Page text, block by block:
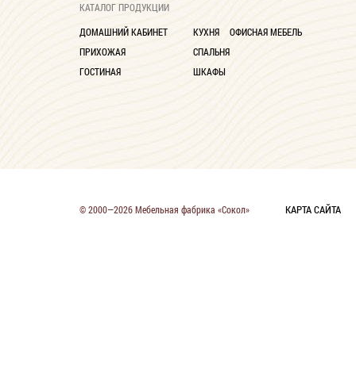
КАТАЛОГ ПРОДУКЦИИ
ДОМАШНИЙ КАБИНЕТ
ПРИХОЖАЯ
ГОСТИНАЯ
КУХНЯ
СПАЛЬНЯ
ШКАФЫ
ОФИСНАЯ МЕБЕЛЬ
© 2000—2026 Мебельная фабрика «Сокол» КАРТА САЙТА